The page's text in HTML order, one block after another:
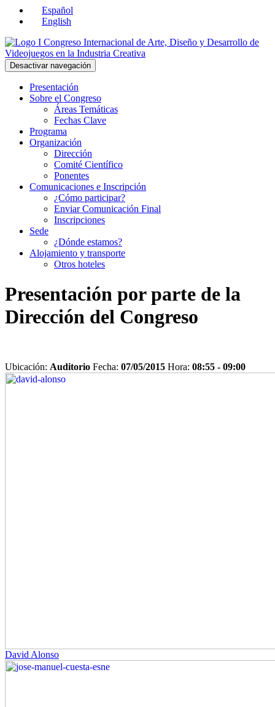
Español
English
Desactivar navegación
Presentación
Sobre el Congreso
Áreas Temáticas
Fechas Clave
Programa
Organización
Dirección
Comité Científico
Ponentes
Comunicaciones e Inscripción
¿Cómo participar?
Enviar Comunicación Final
Inscripciones
Sede
¿Dónde estamos?
Alojamiento y transporte
Otros hoteles
Presentación por parte de la
Dirección del Congreso
Ubicación: Auditorio Fecha: 07/05/2015 Hora: 08:55 - 09:00
David Alonso